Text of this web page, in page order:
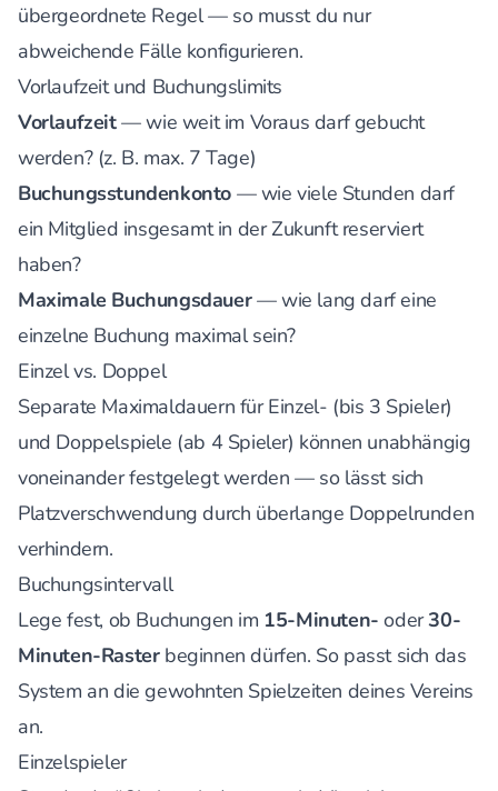
übergeordnete Regel — so musst du nur
abweichende Fälle konfigurieren.
Vorlaufzeit und Buchungslimits
Vorlaufzeit— wie weit im Voraus darf gebucht
werden? (z. B. max. 7 Tage)
Buchungsstundenkonto — wie viele Stunden darf
ein Mitglied insgesamt in der Zukunft reserviert
haben?
Maximale Buchungsdauer— wie lang darf eine
einzelne Buchung maximal sein?
Einzel vs. Doppel
Separate Maximaldauern für Einzel- (bis 3 Spieler)
und Doppelspiele (ab 4 Spieler) können unabhängig
voneinander festgelegt werden — so lässt sich
Platzverschwendung durch überlange Doppelrunden
verhindern.
Buchungsintervall
Lege fest, ob Buchungen im 15-Minuten- oder30-
Minuten-Rasterbeginnen dürfen. So passt sich das
System an die gewohnten Spielzeiten deines Vereins
an.
Einzelspieler